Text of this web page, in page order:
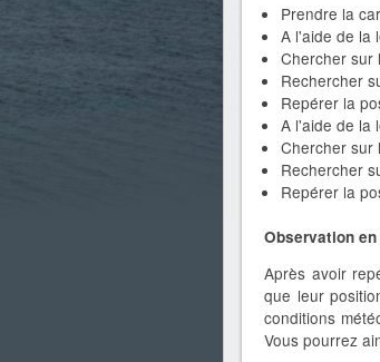
Prendre la
A l'aide de la
Chercher sur
Rechercher
Repérer la
A l'aide de la
Chercher sur
Rechercher
Repérer la
Observation
Après avoir
que leur
conditions
Vous pourrez